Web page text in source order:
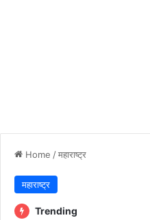
Home /महाराष्ट्र
महाराष्ट्र
Trending